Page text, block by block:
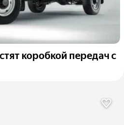
коробкой передач с